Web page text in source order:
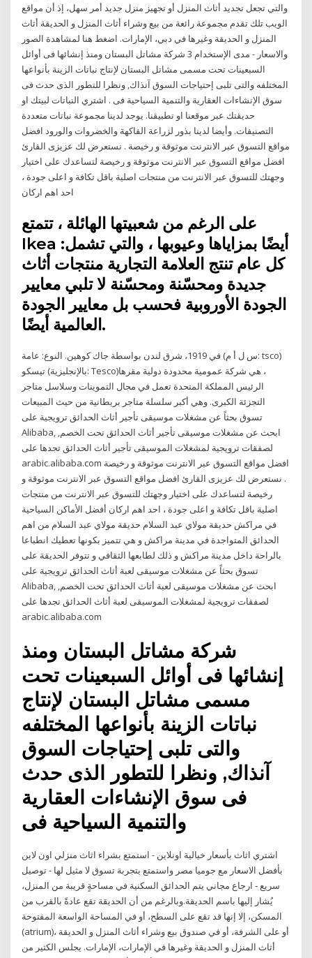
والتي تجعل تجديد أثاث المنزل أو تجهيز منزل جديد أمر سهل، إذ أن مواقع
الويب تلك تقدم مجموعة رائعة من بيع وشراء أثاث المنزل و الحديقة أثاث
المنزل و الحديقة وغيرها في دبي، الإمارات. اضغط هنا لمشاهدة الصور
والاسعار - مدى الإستخدام 3 شركة مشاتل البستان ومنذ إنشائها فى أوائل
السبعينات تحت مسمى مشاتل البستان لإنتاج نباتات الزينة بأنواعها
المختلفه والتى تلبى إحتياجات السوق آنذاك, ونظرا للتطور الذى حدث فى
سوق الإنشاءات العقارية والتنمية السياحية فى . اشتري النباتات لبيتك او
حديقتك عبر موقعنا او تطبيقنا. يوجد لدينا مجموعة نباتات متعددة
التصنيفات. وأيضا لدينا بذور لزراعة الفاكهة والخضروات والورود افضل
مواقع التسوق عبر الانترنت موثوقة و رخيصة . نستعرض لك عزيزى القارئ
افضل مواقع التسوق عبر الانترنت موثوقة و رخيصة لتساعدك على اختيار
وجهتك للتسوق عبر الانترنت من منتجات اصلية باقل تكافة و اعلى جودة ،
احد اهم اركان
على الرغم من شعبيتها الهائلة ، تتمتع
Ikea أيضًا بمزاياها وعيوبها ، والتي تشمل:
كل عام تنتج العلامة التجارية منتجات أثاث
جديدة ومحسّنة ومحسّنة لا تلبي معايير
الجودة الأوروبية فحسب بل معايير الجودة
العالمية أيضًا.
في 1919، شرق لندن بواسطة جاك كوهين. النوع: عامة (س ل أ م: tsco)
تيسكو (بالإنجليزية: Tesco)‏، هي شركة عمومية محدودة دولية مقرها
الرئيس المملكة المتحدة تعمل في مجال التموينات وسلاسل متاجر
التجزئة الكبرى. وهي أكبر سلسلة متاجر بريطانية من حيث المبيعات
تسوق بحثاً عن مشغلات موسيقى تأجير أثاث الحدائق ترويجية على
Alibaba, ابحث عن مشغلات موسيقى تأجير أثاث الحدائق تحت الخصم,
لصفقات ترويجية لمشغلات الموسيقى تأجير أثاث الحدائق تجدها على
arabic.alibaba.com افضل مواقع التسوق عبر الانترنت موثوقة و رخيصة
. نستعرض لك عزيزى القارئ افضل مواقع التسوق عبر الانترنت موثوقة و
رخيصة لتساعدك على اختيار وجهتك للتسوق عبر الانترنت من منتجات
اصلية باقل تكافة و اعلى جودة ، احد اهم اركان أفضل الأماكن السياحية
في مراكش حديقة مولاي عبد السلام حديقة مولاي عبد السلام من اهم
الحدائق المتواجدة في مدينة مراكش و هي تتميز بكونها تعطيك انطباعا
بالراحة داخل مدينة مراكش و ذلك لطابعها الثقافي و تتوفر الحديقة على
تسوق بحثاً عن مشغلات موسيقى لعبة أثاث الحدائق ترويجية على
Alibaba, ابحث عن مشغلات موسيقى لعبة أثاث الحدائق تحت الخصم,
لصفقات ترويجية لمشغلات الموسيقى لعبة أثاث الحدائق تجدها على
arabic.alibaba.com
شركة مشاتل البستان ومنذ
إنشائها فى أوائل السبعينات تحت
مسمى مشاتل البستان لإنتاج
نباتات الزينة بأنواعها المختلفه
والتى تلبى إحتياجات السوق
آنذاك, ونظرا للتطور الذى حدث
فى سوق الإنشاءات العقارية
والتنمية السياحية فى
اشتري اثاث بأسعار خيالية اونلاين - استمتع بشراء اثاث منزلي اون لاين
بأفضل الاسعار مع جوميا مصر واستمتع بتجربة تسوق لا مثيل لها - توصيل
سريع - ارجاع مجاني يتم الحدائق السكنية في مساحةٍ قريبة من المنزل،
يُشار إليها باسم الحديقة.وبالرغم من أن الحديقة تقع عادةً بالقرب من
المسكن، إلا إنها قد تقع على السطح، أو في المساحة الواسعة المفتوحة
(atrium)، أو على الشرفة، أو في صندوق بيع وشراء أثاث المنزل و الحديقة
أثاث المنزل و الحديقة وغيرها في الإمارات، الإمارات. يجلس الكثير من